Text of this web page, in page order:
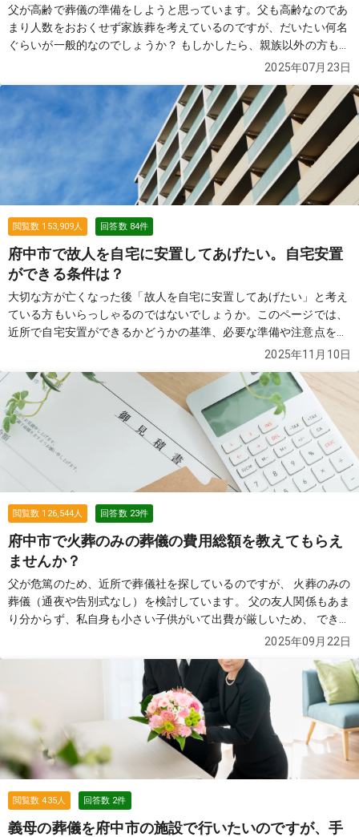
父が高齢で葬儀の準備をしようと思っています。父も高齢なのであ
まり人数をおおくせず家族葬を考えているのですが、だいたい何名
ぐらいが一般的なのでしょうか？ もしかしたら、親族以外の方も参
列する可能性があります。 その場合は、お断りした方がよろしいで
2025年07月23日
閲覧数 153,909人 回答数 84件
府中市で故人を自宅に安置してあげたい。自宅安置
ができる条件は？
大切な方が亡くなった後「故人を自宅に安置してあげたい」と考え
ている方もいらっしゃるのではないでしょうか。このページでは、
近所で自宅安置ができるかどうかの基準、必要な準備や注意点を解
2025年11月10日
閲覧数 126,544人 回答数 23件
府中市で火葬のみの葬儀の費用総額を教えてもらえ
ませんか？
父が危篤のため、近所で葬儀社を探しているのですが、 火葬のみの
葬儀（通夜や告別式なし）を検討しています。 父の友人関係もあま
り分からず、私自身も小さい子供がいて出費が厳しいため、 できる
が、 実際には総額で35万円ほどになりました。 担当者に確認した
ところ、火葬場の料金やその他の費用は別途必要になるとのこと
で、 結局は思っていたよりも高額になってしまい、正直納得がいっ
ていません。 もちろん76,000円だけでできないことは理解しまし
たが、 最終的にかかる総額を含め、できるだけ安く対応してくれる
葬儀社を探しています。 近所で火葬のみを行った場合の費用総額の
相場や、 実際に利用して良かった葬儀社があれば教えていただきた
いです。 皆さまのおすすめをぜひ伺いたいです。
2025年09月22日
閲覧数435人 回答数 2件
義母の葬儀を府中市の施設で行いたいのですが、手